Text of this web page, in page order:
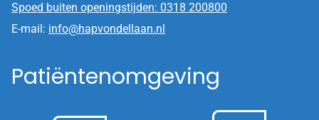
Spoed buiten openingstijden: 0318 200800
E-mail: info@hapvondellaan.nl
Patiëntenomgeving